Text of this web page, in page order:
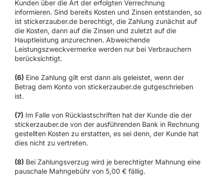
Kunden über die Art der erfolgten Verrechnung
informieren. Sind bereits Kosten und Zinsen entstanden, so
ist stickerzauber.de berechtigt, die Zahlung zunächst auf
die Kosten, dann auf die Zinsen und zuletzt auf die
Hauptleistung anzurechnen. Abweichende
Leistungszweckvermerke werden nur bei Verbrauchern
berücksichtigt.
(6) Eine Zahlung gilt erst dann als geleistet, wenn der
Betrag dem Konto von stickerzauber.de gutgeschrieben
ist.
(7) Im Falle von Rücklastschriften hat der Kunde die der
stickerzauber.de von der ausführenden Bank in Rechnung
gestellten Kosten zu erstatten, es sei denn, der Kunde hat
dies nicht zu vertreten.
(8) Bei Zahlungsverzug wird je berechtigter Mahnung eine
pauschale Mahngebühr von 5,00 € fällig.